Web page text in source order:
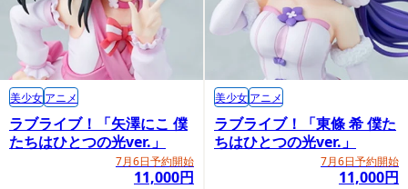
ラブライブ！「矢澤にこ 僕
たちはひとつの光ver.」
7月6日予約開始
11,000円
美少女アニメ
ラブライブ！「東條 希 僕た
ちはひとつの光ver.」
7月6日予約開始
11,000円
美少女アニメ